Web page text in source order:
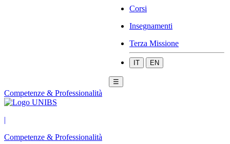
Corsi
Insegnamenti
Terza Missione
IT EN
☰
Competenze & Professionalità
|
Competenze & Professionalità